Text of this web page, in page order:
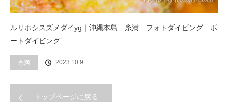
ルリホシスズメダイyg｜沖縄本島 糸満 フォトダイビング ボ
ートダイビング
糸満 2023.10.9
トップページに戻る